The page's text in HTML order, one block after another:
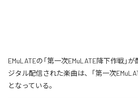
EMuLATEの「第一次EMuLATE降下作戦」
ジタル配信された楽曲は、「第一次
となっている。